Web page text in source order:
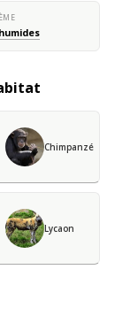
Chimpanzé
Lycaon